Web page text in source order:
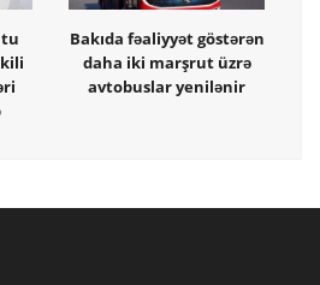
Bakıda fəaliyyət göstərən
daha iki marşrut üzrə
avtobuslar yenilənir